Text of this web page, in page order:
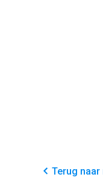
Terug naar